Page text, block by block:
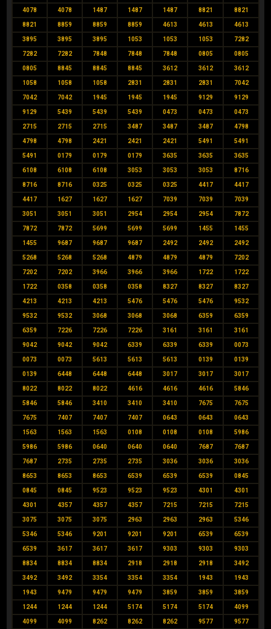
4078 4078 1487 1487 1487 8821 8821
8821 8859 8859 8859 4613 4613 4613
3895 3895 3895 1053 1053 1053 7282
7282 7282 7848 7848 7848 0805 0805
0805 8845 8845 8845 3612 3612 3612
1058 1058 1058 2831 2831 2831 7042
7042 7042 1945 1945 1945 9129 9129
9129 5439 5439 5439 0473 0473 0473
2715 2715 2715 3487 3487 3487 4798
4798 4798 2421 2421 2421 5491 5491
5491 0179 0179 0179 3635 3635 3635
6108 6108 6108 3053 3053 3053 8716
8716 8716 0325 0325 0325 4417 4417
4417 1627 1627 1627 7039 7039 7039
3051 3051 3051 2954 2954 2954 7872
7872 7872 5699 5699 5699 1455 1455
1455 9687 9687 9687 2492 2492 2492
5268 5268 5268 4879 4879 4879 7202
7202 7202 3966 3966 3966 1722 1722
1722 0358 0358 0358 8327 8327 8327
4213 4213 4213 5476 5476 5476 9532
9532 9532 3068 3068 3068 6359 6359
6359 7226 7226 7226 3161 3161 3161
9042 9042 9042 6339 6339 6339 0073
0073 0073 5613 5613 5613 0139 0139
0139 6448 6448 6448 3017 3017 3017
8022 8022 8022 4616 4616 4616 5846
5846 5846 3410 3410 3410 7675 7675
7675 7407 7407 7407 0643 0643 0643
1563 1563 1563 0108 0108 0108 5986
5986 5986 0640 0640 0640 7687 7687
7687 2735 2735 2735 3036 3036 3036
8653 8653 8653 6539 6539 6539 0845
0845 0845 9523 9523 9523 4301 4301
4301 4357 4357 4357 7215 7215 7215
3075 3075 3075 2963 2963 2963 5346
5346 5346 9201 9201 9201 6539 6539
6539 3617 3617 3617 9303 9303 9303
8834 8834 8834 2918 2918 2918 3492
3492 3492 3354 3354 3354 1943 1943
1943 9479 9479 9479 3859 3859 3859
1244 1244 1244 5174 5174 5174 4099
4099 4099 8262 8262 8262 9577 9577